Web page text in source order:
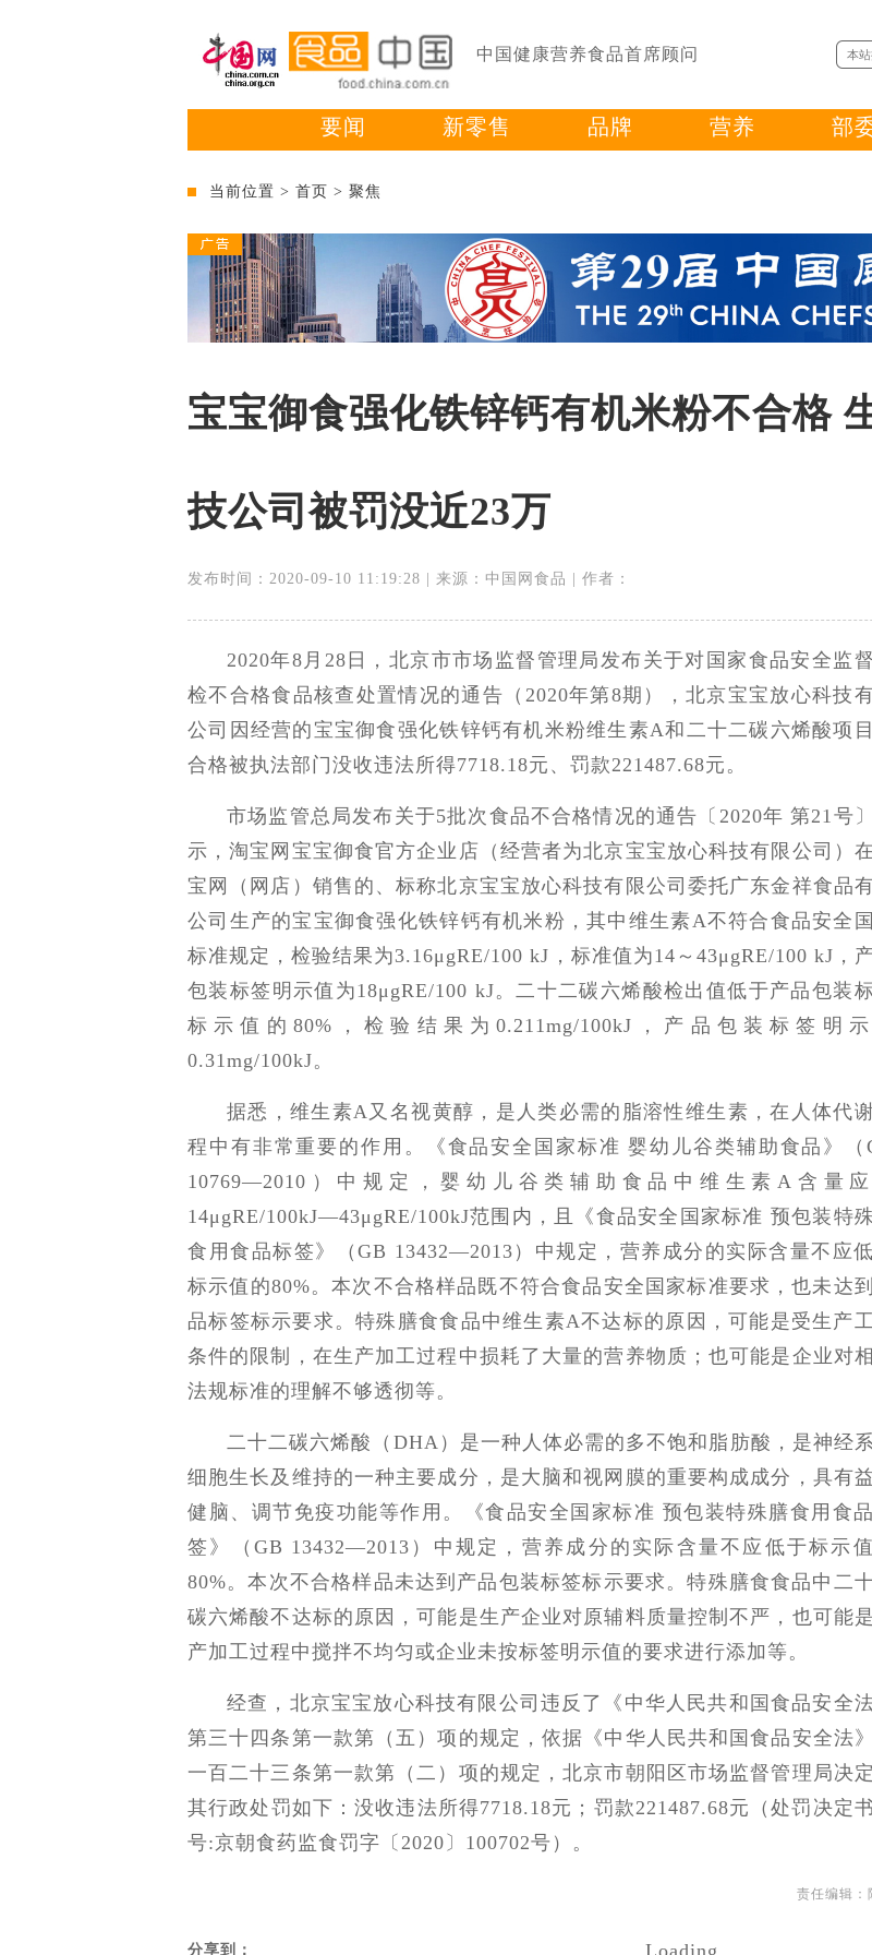
中国健康营养食品首席顾问
要闻 新零售 品牌 营养 部
当前位置 > 首页 > 聚焦
宝宝御食强化铁锌钙有机米粉不合格
技公司被罚没近23万
发布时间：2020-09-10 11:19:28 | 来源：中国网食品 | 作者：
2020年8月28日，北京市市场监督管理局发布关于对国家食品安全监
检不合格食品核查处置情况的通告（2020年第8期），北京宝宝放心科技
公司因经营的宝宝御食强化铁锌钙有机米粉维生素A和二十二碳六烯酸项
合格被执法部门没收违法所得7718.18元、罚款221487.68元。
市场监管总局发布关于5批次食品不合格情况的通告〔2020年 第21号
示，淘宝网宝宝御食官方企业店（经营者为北京宝宝放心科技有限公司）
宝网（网店）销售的、标称北京宝宝放心科技有限公司委托广东金祥食品
公司生产的宝宝御食强化铁锌钙有机米粉，其中维生素A不符合食品安全
标准规定，检验结果为3.16μgRE/100 kJ，标准值为14～43μgRE/100 kJ，
包装标签明示值为18μgRE/100 kJ。二十二碳六烯酸检出值低于产品包装
标示值的80%，检验结果为0.211mg/100kJ，产品包装标签明
0.31mg/100kJ。
据悉，维生素A又名视黄醇，是人类必需的脂溶性维生素，在人体代
程中有非常重要的作用。《食品安全国家标准 婴幼儿谷类辅助食品》（
10769—2010）中规定，婴幼儿谷类辅助食品中维生素A含量
14μgRE/100kJ—43μgRE/100kJ范围内，且《食品安全国家标准 预包装特
食用食品标签》（GB 13432—2013）中规定，营养成分的实际含量不应
标示值的80%。本次不合格样品既不符合食品安全国家标准要求，也未达
品标签标示要求。特殊膳食食品中维生素A不达标的原因，可能是受生产
条件的限制，在生产加工过程中损耗了大量的营养物质；也可能是企业对
法规标准的理解不够透彻等。
二十二碳六烯酸（DHA）是一种人体必需的多不饱和脂肪酸，是神经
细胞生长及维持的一种主要成分，是大脑和视网膜的重要构成成分，具有
健脑、调节免疫功能等作用。《食品安全国家标准 预包装特殊膳食用食
签》（GB 13432—2013）中规定，营养成分的实际含量不应低于标示
80%。本次不合格样品未达到产品包装标签标示要求。特殊膳食食品中二
碳六烯酸不达标的原因，可能是生产企业对原辅料质量控制不严，也可能
产加工过程中搅拌不均匀或企业未按标签明示值的要求进行添加等。
经查，北京宝宝放心科技有限公司违反了《中华人民共和国食品安全法
第三十四条第一款第（五）项的规定，依据《中华人民共和国食品安全法
一百二十三条第一款第（二）项的规定，北京市朝阳区市场监督管理局决
其行政处罚如下：没收违法所得7718.18元；罚款221487.68元（处罚决定
号:京朝食药监食罚字〔2020〕100702号）。
责任编辑：
分享到： Loading...